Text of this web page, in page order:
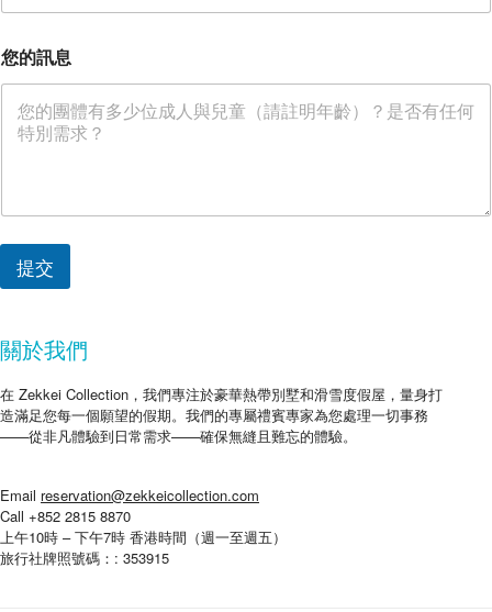
您的訊息
提交
關於我們
在 Zekkei Collection，我們專注於豪華熱帶別墅和滑雪度假屋，量身打
造滿足您每一個願望的假期。我們的專屬禮賓專家為您處理一切事務
——從非凡體驗到日常需求——確保無縫且難忘的體驗。
Email reservation@zekkeicollection.com
Call +852 2815 8870
上午10時 – 下午7時 香港時間（週一至週五）
旅行社牌照號碼：: 353915